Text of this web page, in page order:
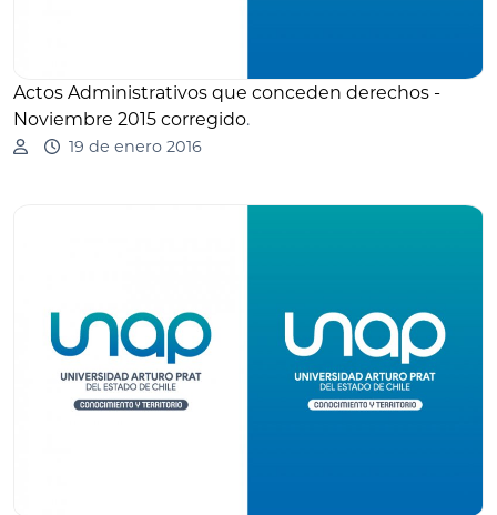
Actos Administrativos que conceden derechos -
Noviembre 2015 corregido.
19 de enero 2016